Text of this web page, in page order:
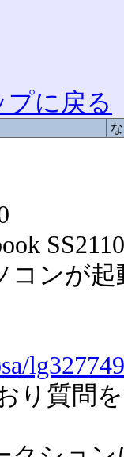
に戻る
SS2110
コンが
lg327749
り質問